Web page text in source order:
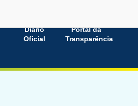
Diário
Oficial
Portal da
Transparência